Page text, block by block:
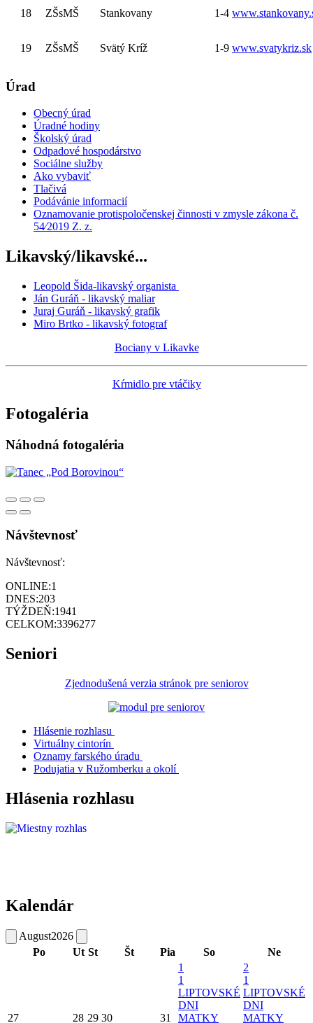
18 ZŠsMŠ Stankovany 1-4
19 ZŠsMŠ Svätý Kríž 1-9 www.svatykriz.sk
Úrad
Obecný úrad
Úradné hodiny
Školský úrad
Odpadové hospodárstvo
Sociálne služby
Ako vybaviť
Tlačivá
Podávánie informacií
Oznamovanie protispoločenskej činnosti v zmysle zákona č.
54⁄2019 Z. z.
Likavský/likavské...
Leopold Šida-likavský organista
Ján Guráň - likavský maliar
Juraj Guráň - likavský grafik
Miro Brtko - likavský fotograf
Bociany v Likavke
Kŕmidlo pre vtáčiky
Fotogaléria
Náhodná fotogaléria
Návštevnosť
Návštevnosť:
ONLINE:1
DNES:203
TÝŽDEŇ:1941
CELKOM:3396277
Seniori
Zjednodušená verzia stránok pre seniorov
Hlásenie rozhlasu
Virtuálny cintorín
Oznamy farského úradu
Podujatia v Ružomberku a okolí
Hlásenia rozhlasu
Kalendár
August2026
Po
Ut St Št Pia So Ne
27 28 29 30 31
1
1
LIPTOVSKÉ
DNI
MATKY
2
1
LIPTOVSKÉ
DNI
MATKY